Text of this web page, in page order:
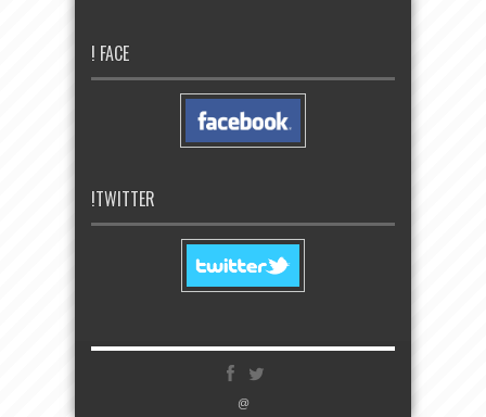
! FACE
!TWITTER
@